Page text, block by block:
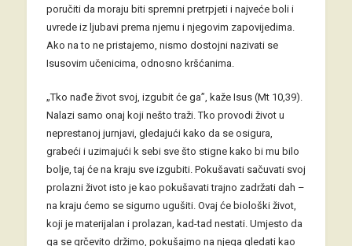
poručiti da moraju biti spremni pretrpjeti i najveće boli i
uvrede iz ljubavi prema njemu i njegovim zapovijedima.
Ako na to ne pristajemo, nismo dostojni nazivati se
Isusovim učenicima, odnosno kršćanima.
„Tko nađe život svoj, izgubit će ga”, kaže Isus (Mt 10,39).
Nalazi samo onaj koji nešto traži. Tko provodi život u
neprestanoj jurnjavi, gledajući kako da se osigura,
grabeći i uzimajući k sebi sve što stigne kako bi mu bilo
bolje, taj će na kraju sve izgubiti. Pokušavati sačuvati svoj
prolazni život isto je kao pokušavati trajno zadržati dah –
na kraju ćemo se sigurno ugušiti. Ovaj će biološki život,
koji je materijalan i prolazan, kad-tad nestati. Umjesto da
ga se grčevito držimo, pokušajmo na njega gledati kao